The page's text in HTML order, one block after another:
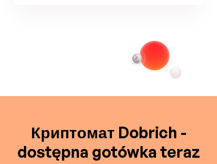
Криптомат Dobrich -
dostępna gotówka teraz